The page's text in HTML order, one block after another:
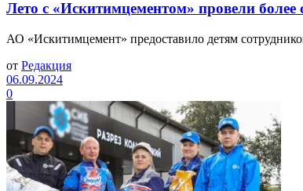
Лето с «Искитимцементом» провели более
АО «Искитимцемент» предоставило детям
от Редакция
06.09.2024
0